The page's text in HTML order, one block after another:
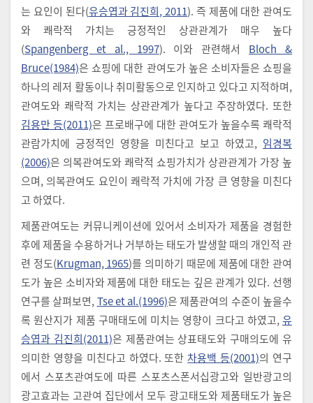
는 요인이 된다(유승엽과 김진희, 2011). 즉 제품에 대한 관여도
와 쾌락적 가치는 긍정적인 상관관계가 매우 높다
(Spangenberg et al., 1997). 이와 관련해서 Bloch &
Bruce(1984)은 쇼핑에 대한 관여도가 높은 소비자들은 쇼핑을
하나의 레저 활동이나 취미활동으로 인지하고 있다고 지적하며,
관여도와 쾌락적 가치는 상관관계가 높다고 주장하였다. 또한
김용만 등(2011)은 프로배구에 대한 관여도가 높을수록 쾌락적
관람가치에 긍정적인 영향을 미친다고 보고 하였고, 임경복
(2006)은 의복관여도와 쾌락적 쇼핑가치가 상관관계가 가장 높
으며, 의복관여도 요인이 쾌락적 가치에 가장 큰 영향을 미친다
고 하였다.
제품관여도는 커뮤니케이션에 있어서 소비자가 제품을 경험한
후에 제품을 수용하거나 거부하는 태도가 발생할 때의 개인적 관
련 정도(Krugman, 1965)를 의미하기 때문에 제품에 대한 관여
도가 높은 소비자와 제품에 대한 태도는 깊은 관계가 있다. 선행
연구를 살펴보면, Tse et al.(1996)은 제품관여의 수준이 높을수
록 원산지가 제품 구매태도에 미치는 영향이 크다고 하였고, 유
승엽과 김진희(2011)은 제품관여는 상표태도와 구매의도에 유
의미한 영향을 미친다고 하였다. 또한 차용백 등(2001)의 연구
에서 스포츠관여도에 따른 스포츠스폰서십광고와 일반광고의
광고효과는 고관여 집단에서 모두 광고태도와 제품태도가 높은